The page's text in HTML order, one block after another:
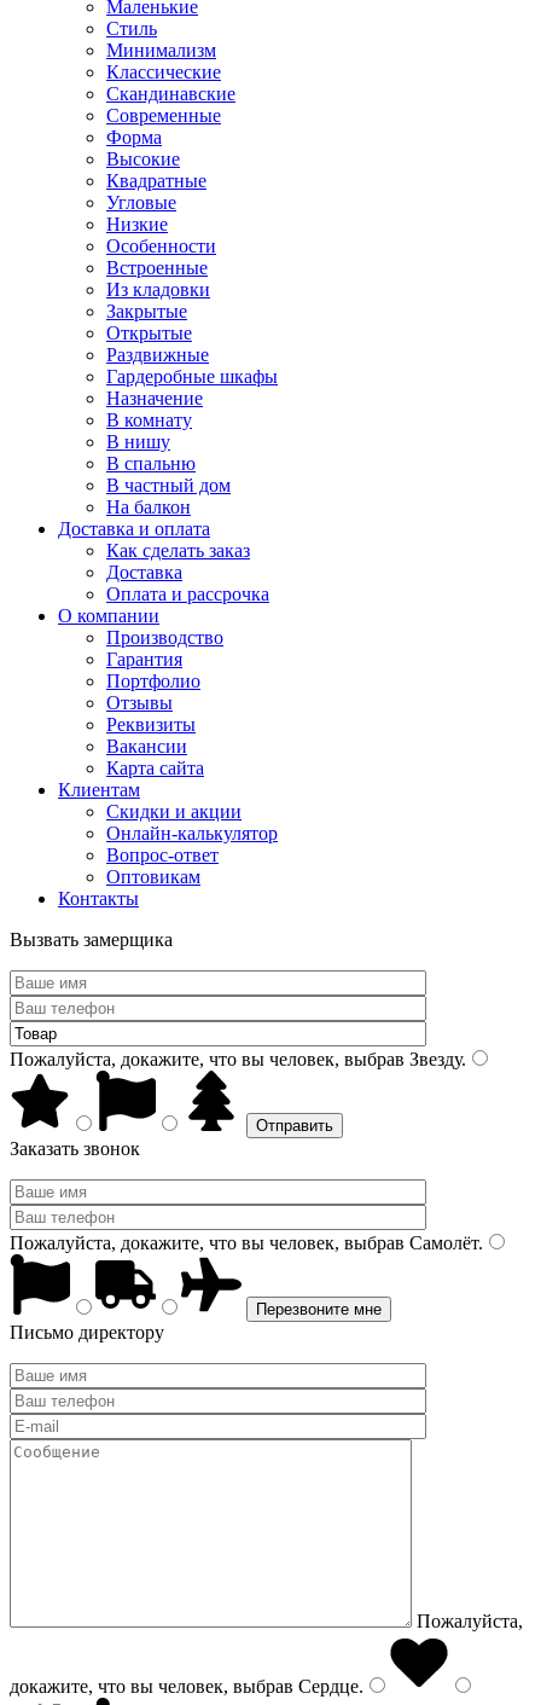
Маленькие
Стиль
Минимализм
Классические
Скандинавские
Современные
Форма
Высокие
Квадратные
Угловые
Низкие
Особенности
Встроенные
Из кладовки
Закрытые
Открытые
Раздвижные
Гардеробные шкафы
Назначение
В комнату
В нишу
В спальню
В частный дом
На балкон
Доставка и оплата
Как сделать заказ
Доставка
Оплата и рассрочка
О компании
Производство
Гарантия
Портфолио
Отзывы
Реквизиты
Вакансии
Карта сайта
Клиентам
Скидки и акции
Онлайн-калькулятор
Вопрос-ответ
Оптовикам
Контакты
Вызвать замерщика
Пожалуйста, докажите, что вы человек, выбрав Звезду.
Заказать звонок
Пожалуйста, докажите, что вы человек, выбрав Самолёт.
Письмо директору
Пожалуйста,
докажите, что вы человек, выбрав Сердце.